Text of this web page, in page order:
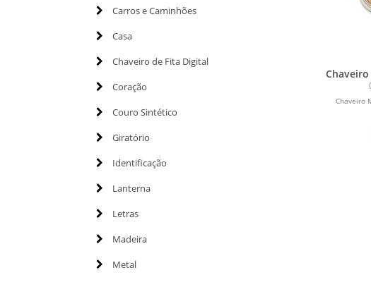
Carros e Caminhões
Casa
Chaveiro de Fita Digital
Coração
Couro Sintético
Giratório
Identificação
Lanterna
Letras
Madeira
Metal
Chaveiro